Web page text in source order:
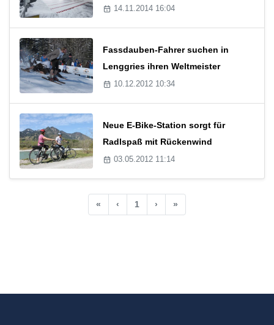
14.11.2014 16:04
Fassdauben-Fahrer suchen in
Lenggries ihren Weltmeister
10.12.2012 10:34
Neue E-Bike-Station sorgt für
Radlspaß mit Rückenwind
03.05.2012 11:14
« ‹ 1 › »